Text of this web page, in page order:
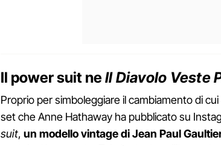
Il power suit ne Il Diavolo Veste
Proprio per simboleggiare il cambiamento di
set che Anne Hathaway ha pubblicato su
suit, un modello vintage di Jean Paul